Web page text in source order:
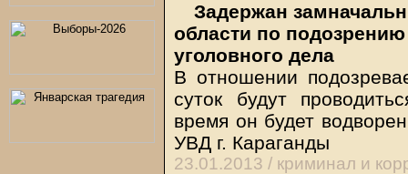
Задержан
области по
уголовного дела
В отношении
суток будут
время он будет
УВД г. Караганды
23.01.2013 / криминал и